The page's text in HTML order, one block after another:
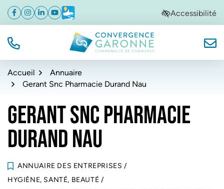
Aller
navigation
Aller
au
Aller
au
de
Facebook
(ouverture dans un nouvel onglet)
Instagram
(ouverture dans un nouvel onglet)
Linkedin
(ouverture dans un nouvel onglet)
YouTube
(ouverture dans un nouvel onglet)
Météo
(ouverture dans un nouvel onglet)Accessibilité
TÉL. Convergence Garonne
Accueil
Annuaire
Gerant Snc Pharmacie Durand Nau
GERANT SNC PHARMACIE
DURAND NAU
ANNUAIRE DES ENTREPRISES /
HYGIÈNE, SANTÉ, BEAUTÉ /